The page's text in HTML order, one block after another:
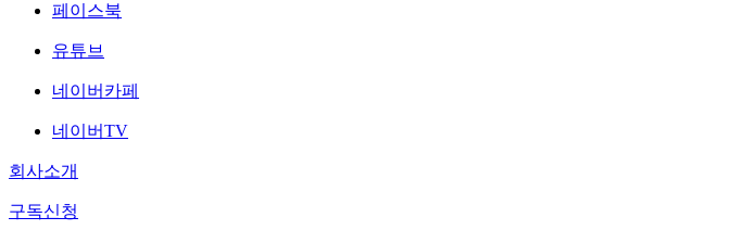
페이스북
유튜브
네이버카페
네이버TV
회사소개
구독신청